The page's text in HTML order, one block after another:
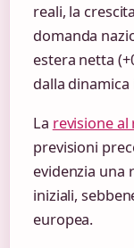
reali, la
domanda
estera netta
dalla
La revisione al
previsioni
evidenzia una
iniziali,
europea.